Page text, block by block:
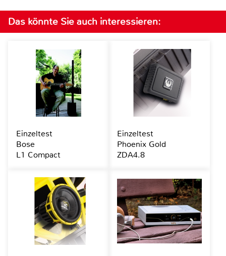
Das könnte Sie auch interessieren:
Einzeltest
Bose
L1 Compact
Einzeltest
Phoenix Gold
ZDA4.8